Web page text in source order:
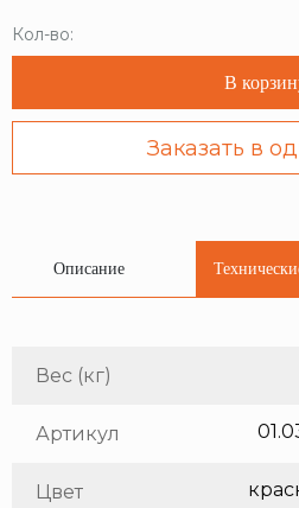
Кол-во:
В
Заказать в
Описание
Вес (кг)
Артикул
Цвет